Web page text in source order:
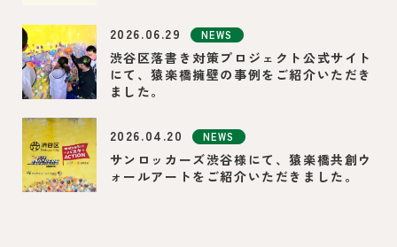
2026.06.29 NEWS
渋谷区落書き対策プロジェクト公式サイト
にて、猿楽橋擁壁の事例をご紹介いただき
ました。
2026.04.20 NEWS
サンロッカーズ渋谷様にて、猿楽橋共創ウ
ォールアートをご紹介いただきました。